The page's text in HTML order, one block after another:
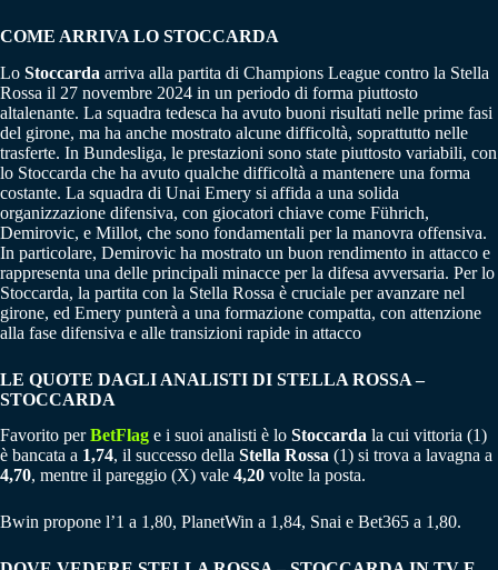
COME ARRIVA LO STOCCARDA
Lo Stoccarda arriva alla partita di Champions League contro la Stella
Rossa il 27 novembre 2024 in un periodo di forma piuttosto
altalenante. La squadra tedesca ha avuto buoni risultati nelle prime fasi
del girone, ma ha anche mostrato alcune difficoltà, soprattutto nelle
trasferte. In Bundesliga, le prestazioni sono state piuttosto variabili, con
lo Stoccarda che ha avuto qualche difficoltà a mantenere una forma
costante​. La squadra di Unai Emery si affida a una solida
organizzazione difensiva, con giocatori chiave come Führich,
Demirovic, e Millot, che sono fondamentali per la manovra offensiva​.
In particolare, Demirovic ha mostrato un buon rendimento in attacco e
rappresenta una delle principali minacce per la difesa avversaria. Per lo
Stoccarda, la partita con la Stella Rossa è cruciale per avanzare nel
girone, ed Emery punterà a una formazione compatta, con attenzione
alla fase difensiva e alle transizioni rapide in attacco​
LE QUOTE DAGLI ANALISTI DI STELLA ROSSA –
STOCCARDA
Favorito perBetFlag e i suoi analisti è lo Stoccarda la cui vittoria (1)
è bancata a 1,74, il successo della Stella Rossa (1) si trova a lavagna a
4,70, mentre il pareggio (X) vale 4,20 volte la posta.
Bwin propone l’1 a 1,80, PlanetWin a 1,84, Snai e Bet365 a 1,80.